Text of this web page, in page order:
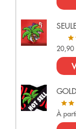
20,90
À